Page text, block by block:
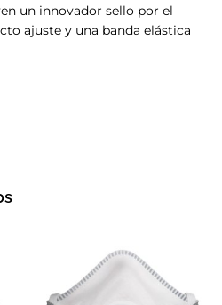
un innovador sello por el
ajuste y una banda elástica